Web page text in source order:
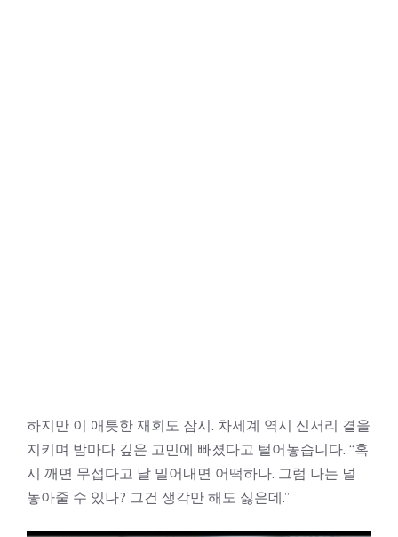
하지만 이 애틋한 재회도 잠시. 차세계 역시 신서리 곁을
지키며 밤마다 깊은 고민에 빠졌다고 털어놓습니다. “혹
시 깨면 무섭다고 날 밀어내면 어떡하나. 그럼 나는 널
놓아줄 수 있나? 그건 생각만 해도 싫은데.”